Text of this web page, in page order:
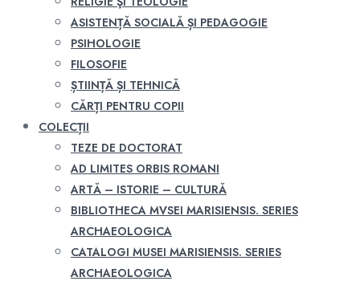
ASISTENȚĂ SOCIALĂ ȘI PEDAGOGIE
PSIHOLOGIE
FILOSOFIE
ȘTIINȚĂ ȘI TEHNICĂ
CĂRȚI PENTRU COPII
COLECȚII
TEZE DE DOCTORAT
AD LIMITES ORBIS ROMANI
ARTĂ – ISTORIE – CULTURĂ
BIBLIOTHECA MVSEI MARISIENSIS. SERIES
ARCHAEOLOGICA
CATALOGI MUSEI MARISIENSIS. SERIES
ARCHAEOLOGICA